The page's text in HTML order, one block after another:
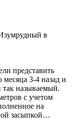
в
представить
3-4 назад и
называемый.
с учетом
на
засыпкой…